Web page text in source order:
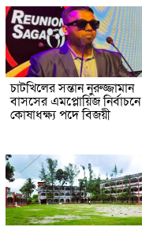
চাটখিলের সন্তান নুরুজ্জামান
বাসসের এমপ্লোয়িজ নির্বাচনে
কোষাধক্ষ্য পদে বিজয়ী